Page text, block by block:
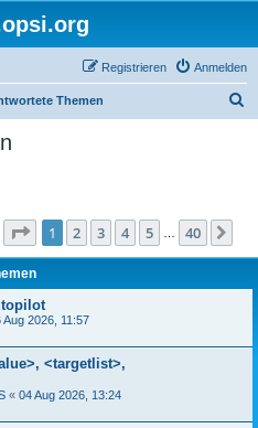
Anmelden
Registrieren
Themen
Seite 1von 40
1 2 3 4 5 40
Aug 2026, 11:57
<targetlist>,
« 04 Aug 2026, 13:24